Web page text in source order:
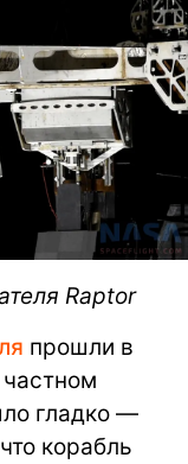
Raptor
прошли в
гладко —
корабль